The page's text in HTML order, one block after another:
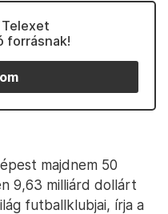
forrásnak!
majdnem 50
9,63 milliárd dollárt
futballklubjai, írja a